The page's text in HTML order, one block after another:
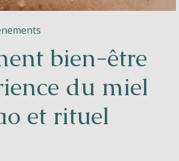
Le Perron
Heliosbien-être
du miel
et rituel